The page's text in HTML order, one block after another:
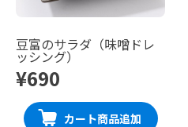
豆富のサラダ（味噌ドレ
ッシング）
¥690
カート商品追加